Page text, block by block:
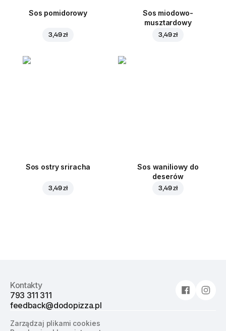
Sos pomidorowy
3,49 zł
Sos miodowo-
musztardowy
3,49 zł
Sos ostry sriracha
3,49 zł
Sos waniliowy do
deserów
3,49 zł
Kontakty
793 311 311
feedback@dodopizza.pl
Zarządzaj plikami cookies